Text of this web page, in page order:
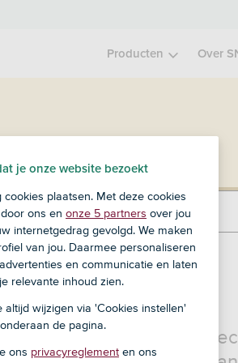
Ga dan naar ASN Bank
Producten Over
Lening
Duurzaamheid is
je onze website bezoekt
cookies plaatsen. Met deze cookies
ons en onze 5 partners over jou
internetgedrag gevolgd. We maken
van jou. Daarmee personaliseren
en communicatie en laten
relevante inhoud zien.
altijd wijzigen via 'Cookies instellen'
onderaan de pagina.
ons privacyreglement en ons